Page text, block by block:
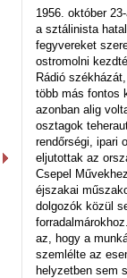
1956. október
a sztálinista
fegyvereket
ostromolni
Rádió
több más fontos
azonban alig
osztagok
rendőrségi, ipari
eljutottak az
Csepel
éjszakai
dolgozók közül
az, hogy a
szemlélte az
helyzetben sem